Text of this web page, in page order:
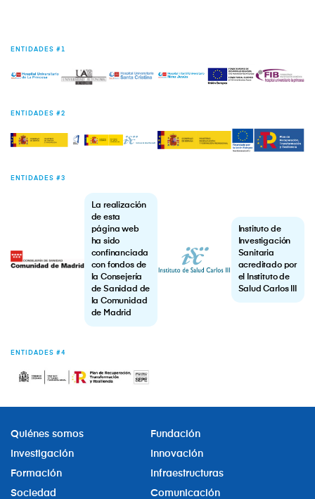
ENTIDADES #1
ENTIDADES #2
ENTIDADES #3
La realización
de esta
página web
ha sido
confinanciada
con fondos de
la Consejería
de Sanidad de
la Comunidad
de Madrid
Instituto de
Investigación
Sanitaria
acreditado por
el Instituto de
Salud Carlos III
ENTIDADES #4
Quiénes somos
Fundación
Investigación
Innovación
Formación
Infraestructuras
Sociedad
Comunicación